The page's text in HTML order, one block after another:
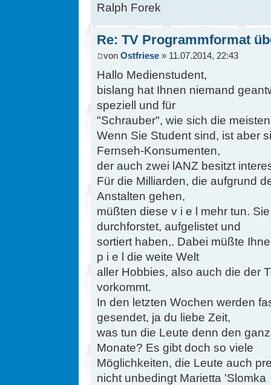
Ralph Forek
Re: TV Programmformat
von Ostfriese » 11.07.2014, 22:43
Hallo Medienstudent,
bislang hat Ihnen niemand
speziell und für
"Schrauber", wie sich die
Wenn Sie Student sind, ist aber
Fernseh-Konsumenten,
der auch zwei lANZ besitzt
Für die Milliarden, die aufgrund
Anstalten gehen,
müßten diese v i e l mehr tun.
durchforstet, aufgelistet und
sortiert haben,. Dabei müßte
p i e l die weite Welt
aller Hobbies, also auch die der
vorkommt.
In den letzten Wochen werden
gesendet, ja du liebe Zeit,
was tun die Leute denn den
Monate? Es gibt doch so viele
Möglichkeiten, die Leute auch
nicht unbedingt Marietta 'Slomka